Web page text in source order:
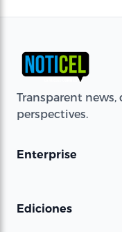
Transparent
perspectives.
Enterprise
Ediciones